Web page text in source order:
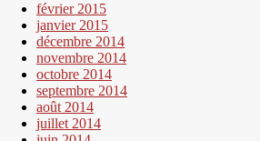
février 2015
janvier 2015
décembre 2014
novembre 2014
octobre 2014
septembre 2014
août 2014
juillet 2014